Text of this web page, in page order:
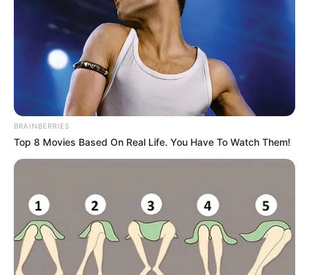
BRAINBERRIES
Top 8 Movies Based On Real Life. You Have To Watch Them!